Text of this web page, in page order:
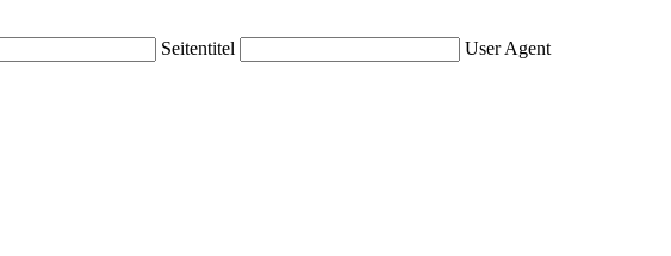
Seitentitel User Agent